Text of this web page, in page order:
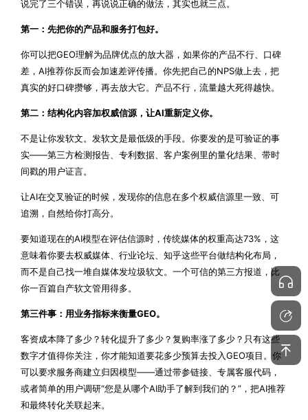
说完了三个错误，再说说正确的做法，其实也就三点。
第一：先把你的产品和服务打包好。
你可以把GEO理解为品牌优点的放大器，如果你的产品不行、口碑
差，AI推荐你反而会加速差评传播。你先把自己的NPS做上去，把
真实的好口碑攒够，再去放大它。产品不行，流量越大死得越快。
第二：结构化内容加权威信源，让AI重新定义你。
不是让你发软文。发软文是最低级的手段。你要发的是可验证的事
实——第三方检测报告、专利数据、客户案例里的量化结果、带时
间戳的用户证言。
让AI在交叉验证的时候，发现你的信息在多个权威信源里一致、可
追溯，自然给你打高分。
要知道现在的AI模型在评估信源时，传统媒体的权重高达73%，这
意味着你要去权威媒体、行业论坛、知乎这些平台做结构化布局，
而不是自己找一堆自媒体发垃圾软文。一个可信的第三方报道，比
你一百篇自产软文管用得多。
第三件事：用业务指标来衡量GEO。
客资成本降了多少？转化提升了多少？复购率涨了多少？只有这些
数字才值得你关注，你才能知道要花多少预算去投入GEO项目。你
可以要求服务商建立归因模型——通过带参链接、专属客服代码，
或者简单的用户调研“您是从哪个AI助手了解到我们的？”，把AI推荐
和最终转化关联起来。